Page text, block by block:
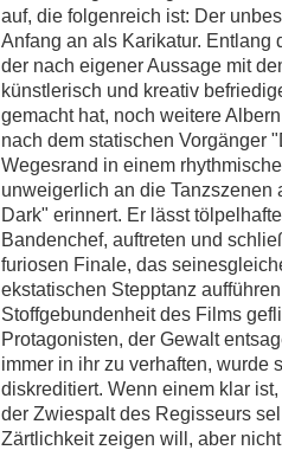
auf, die folgenreich ist: Der
Anfang an als Karikatur.
der nach eigener Aussage mit
künstlerisch und kreativ
gemacht hat, noch weitere
nach dem statischen Vorgänger
Wegesrand in einem
unweigerlich an die Tanzszenen
Dark" erinnert. Er lässt
Bandenchef, auftreten und
furiosen Finale, das
ekstatischen Stepptanz
Stoffgebundenheit des Films
Protagonisten, der Gewalt
immer in ihr zu verhaften, wurde
diskreditiert. Wenn einem klar
der Zwiespalt des Regisseurs
Zärtlichkeit zeigen will, aber